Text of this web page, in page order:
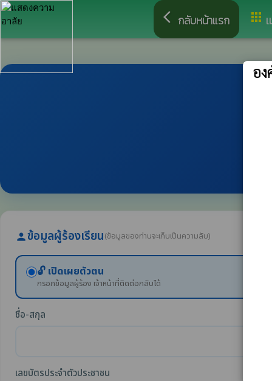
arrow_back_ios กลับหน้าแรก apps
personข้อมูลผู้ร้องเรียน(ข้อมูลของท่านจะเก็บเป็นความลับ)
🔓 เปิดเผยตัวตน
กรอกข้อมูลผู้ร้อง เจ้าหน้าที่ติดต่อกลับได้
ชื่อ-สกุล
เลขบัตรประจำตัวประชาชน
อ